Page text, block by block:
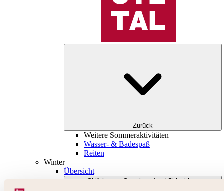
Zurück
Weitere Sommeraktivitäten
Wasser- & Badespaß
Reiten
Winter
Übersicht
Skifahren & Snowboarden | Skigebiete